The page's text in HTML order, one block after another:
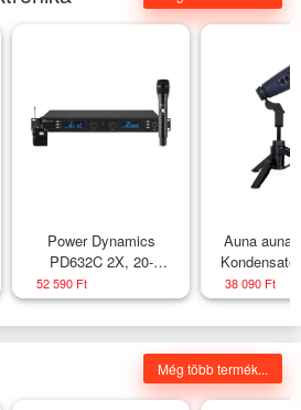
Power Dynamics
PD632C 2X, 20-
csatornás UHF vezeték
nélküli mikrofon készlet,
1 x kézi / 1 x headset
52 590 Ft
Auna auna
navy
38 090 Ft
Még több termék...